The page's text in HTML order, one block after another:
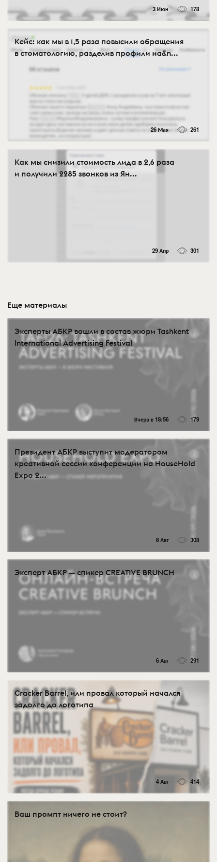
3 Июн 178
Кейс: как мы в 1,5 раза повысили обращения
в стоматологию, разделив профили на&n...
26 Мая 261
Как мы снизили стоимость лида в 2,6 раза
и получили 2285 звонков из Ян...
29 Апр 301
Еще материалы
Эксперты АБКР вошли в состав жюри Tashkent
International Advertising Festival
Вчера в 18:56 179
Президент АБКР выступит модератором
креативной сессии конференции на HouseHold
Expo 2...
6 Авг 308
Эксперт АБКР — спикер CREATIVE BRUNCH
6 Авг 291
Cracker Barrel, или провал который начался
задолго до логотипа
4 Авг 414
Ваш промпт ничего не стоит?